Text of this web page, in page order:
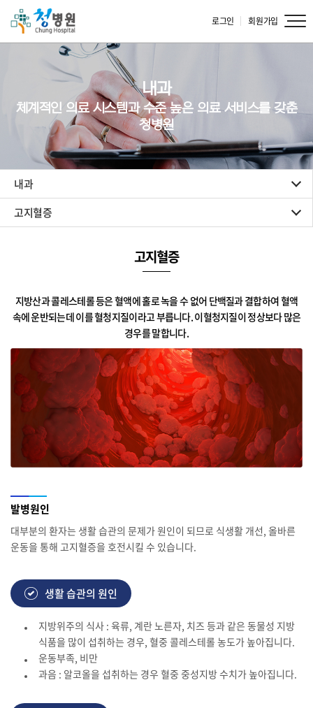
로그인 회원가입
내과
체계적인 의료 시스템과 수준 높은 의료 서비스를 갖춘
청병원
내과
고지혈증
고지혈증
지방산과 콜레스테롤 등은 혈액에 홀로 녹을 수 없어 단백질과 결합하여혈액
속에 운반되는데 이를 혈청지질이라고 부릅니다. 이혈청지질이 정상보다 많은
경우를 말합니다.
발병원인
대부분의 환자는 생활 습관의 문제가 원인이 되므로 식생활 개선, 올바른
운동을 통해 고지혈증을 호전시킬 수 있습니다.
생활 습관의 원인
지방위주의 식사 : 육류, 계란 노른자, 치즈 등과 같은 동물성 지방
식품을 많이 섭취하는 경우, 혈중 콜레스테롤 농도가 높아집니다.
운동부족, 비만
과음 : 알코올을 섭취하는 경우 혈중 중성지방 수치가 높아집니다.